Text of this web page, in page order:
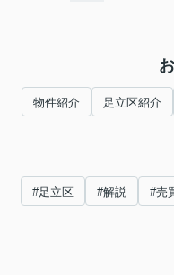
物件紹介 足立区紹介
#足立区 #解説 #売